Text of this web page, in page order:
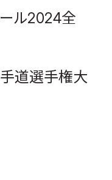
年部の方
込み
ール2024全
道選手権大